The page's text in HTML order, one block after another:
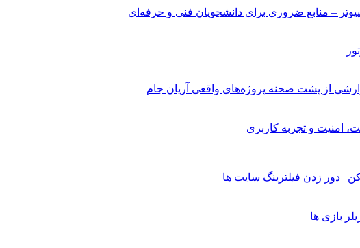
– منابع ضروری برای دانشجویان فنی و حرفه‌ای
از پشت صحنه پروژه‌های واقعی آریان جام
| دور زدن فیلترینگ سایت ها